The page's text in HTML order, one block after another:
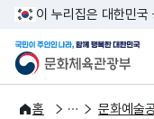
이 누리집은 대한민
문화체육관
국민이 주
홈
문화광장 문화예술